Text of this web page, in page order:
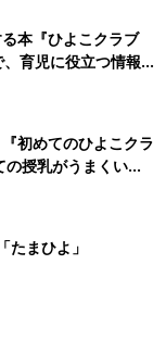
本『ひよこクラブ
育児に役立つ情報が
初めてのひよこクラ
の授乳がうまくい
のトラブル 解決テ
たまひよ」